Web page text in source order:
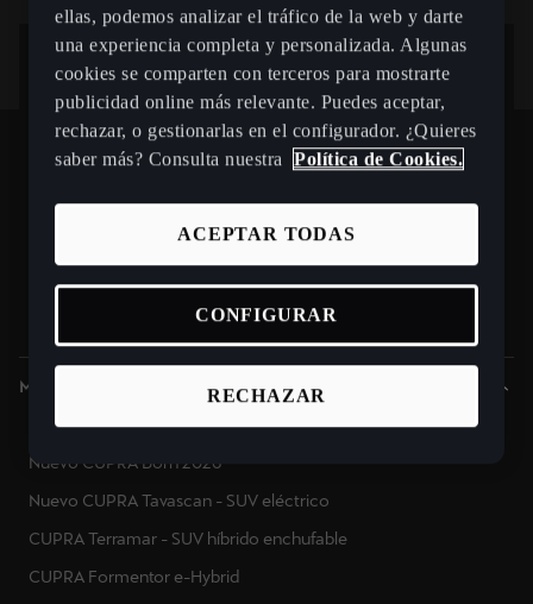
¿Quieres estar informado de las
novedades?
SpainEspañol
Modelos
Nuevo CUPRA Raval
Nuevo CUPRA Born 2026
Nuevo CUPRA Tavascan - SUV eléctrico
CUPRA Terramar - SUV híbrido enchufable
CUPRA Formentor e-Hybrid
ellas, podemos analizar el tráfico de la web y darte
una experiencia completa y personalizada. Algunas
cookies se comparten con terceros para mostrarte
publicidad online más relevante. Puedes aceptar,
rechazar, o gestionarlas en el configurador. ¿Quieres
saber más? Consulta nuestra
Política de Cookies.
RECHAZAR
ACEPTAR TODAS
CONFIGURAR